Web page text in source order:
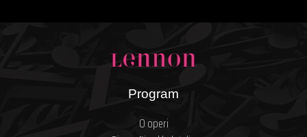
Program
O operi